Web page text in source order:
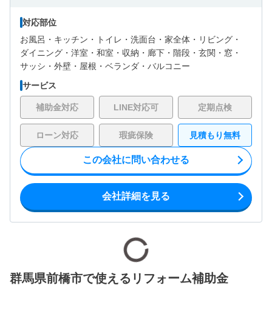
対応部位
お風呂・ キッチン・ トイレ・ 洗面台・ 家全体・ リビング・
ダイニング・ 洋室・ 和室・ 収納・ 廊下・ 階段・ 玄関・ 窓・
サッシ・ 外壁・ 屋根・ ベランダ・バルコニー
サービス
補助金対応 LINE対応可 定期点検
ローン対応 瑕疵保険 見積もり無料
この会社に問い合わせる
会社詳細を見る
群馬県前橋市で使えるリフォーム補助金